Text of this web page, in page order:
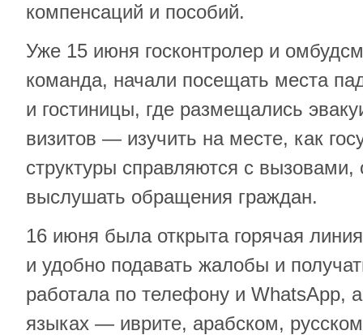
компенсаций и пособий.
Уже 15 июня госконтролер и
команда, начали посещать места
и гостиницы, где размещались
визитов — изучить на месте, как
структуры справляются с
выслушать обращения граждан.
16 июня была открыта горячая
и удобно подавать жалобы и
работала по телефону и WhatsApp,
языках — иврите, арабском,